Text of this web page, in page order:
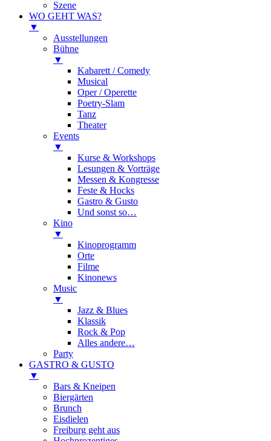
Szene
WO GEHT WAS?
▼
Ausstellungen
Bühne
▼
Kabarett / Comedy
Musical
Oper / Operette
Poetry-Slam
Tanz
Theater
Events
▼
Kurse & Workshops
Lesungen & Vorträge
Messen & Kongresse
Feste & Hocks
Gastro & Gusto
Und sonst so…
Kino
▼
Kinoprogramm
Orte
Filme
Kinonews
Music
▼
Jazz & Blues
Klassik
Rock & Pop
Alles andere…
Party
GASTRO & GUSTO
▼
Bars & Kneipen
Biergärten
Brunch
Eisdielen
Freiburg geht aus